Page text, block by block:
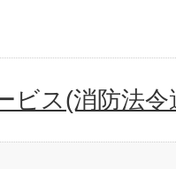
ビス(消防法